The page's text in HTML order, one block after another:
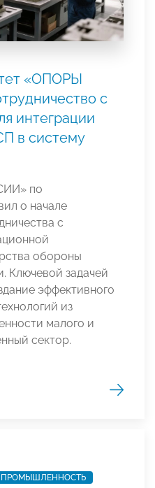
«ОПОРЫ
с
интеграции
в систему
по
о начале
с
обороны
Ключевой задачей
эффективного
из
малого и
сектор.
ПРОМЫШЛЕННОСТЬ